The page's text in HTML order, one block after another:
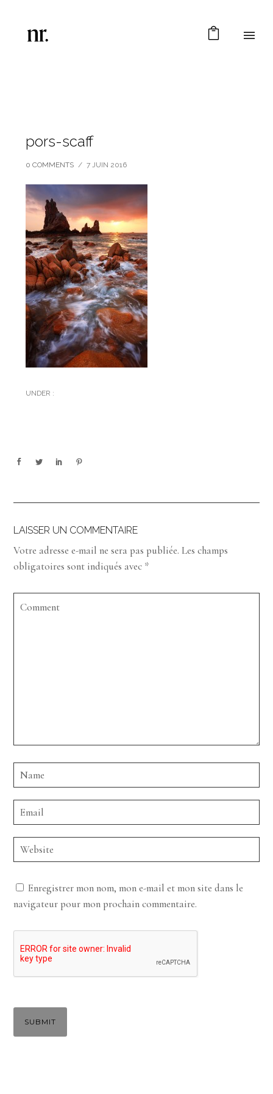
pors-scaff
0 COMMENTS / 7 JUIN 2016
UNDER :
LAISSER UN COMMENTAIRE
Votre adresse e-mail ne sera pas publiée. Les champs
obligatoires sont indiqués avec *
Enregistrer mon nom, mon e-mail et mon site dans le
navigateur pour mon prochain commentaire.